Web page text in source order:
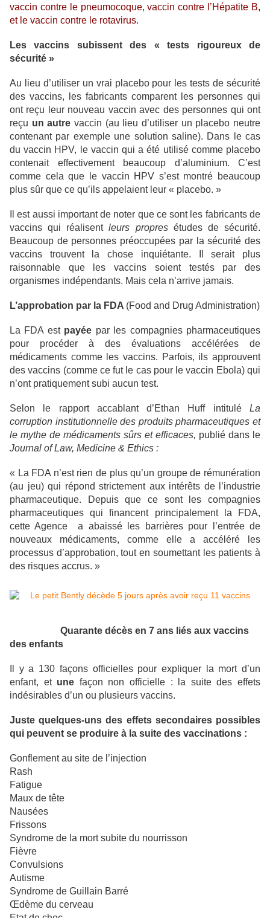
vaccin contre le pneumocoque, vaccin contre l’Hépatite B,
et le vaccin contre le rotavirus.
Les vaccins subissent des « tests rigoureux de
sécurité »
Au lieu d’utiliser un vrai placebo pour les tests de sécurité
des vaccins, les fabricants comparent les personnes qui
ont reçu leur nouveau vaccin avec des personnes qui ont
reçu un autre vaccin (au lieu d’utiliser un placebo neutre
contenant par exemple une solution saline). Dans le cas
du vaccin HPV, le vaccin qui a été utilisé comme placebo
contenait effectivement beaucoup d’aluminium. C’est
comme cela que le vaccin HPV s’est montré beaucoup
plus sûr que ce qu’ils appelaient leur « placebo. »
Il est aussi important de noter que ce sont les fabricants de
vaccins qui réalisentleurs propresétudes de sécurité.
Beaucoup de personnes préoccupées par la sécurité des
vaccins trouvent la chose inquiétante. Il serait plus
raisonnable que les vaccins soient testés par des
organismes indépendants. Mais cela n’arrive jamais.
L’approbation par la FDA (Food and Drug Administration)
La FDA est payée par les compagnies pharmaceutiques
pour procéder à des évaluations accélérées de
médicaments comme les vaccins. Parfois, ils approuvent
des vaccins (comme ce fut le cas pour le vaccin Ebola) qui
n’ont pratiquement subi aucun test.
Selon le rapport accablant d’Ethan Huff intitulé La
corruption institutionnelle des produits pharmaceutiques et
le mythe de médicaments sûrs et efficaces, publié dans le
Journal of Law, Medicine & Ethics :
« La FDA n’est rien de plus qu’un groupe de rémunération
(au jeu) qui répond strictement aux intérêts de l’industrie
pharmaceutique. Depuis que ce sont les compagnies
pharmaceutiques qui financent principalement la FDA,
cette Agence a abaissé les barrières pour l’entrée de
nouveaux médicaments, comme elle a accéléré les
processus d’approbation, tout en soumettant les patients à
des risques accrus. »
Quarante décès en 7 ans liés aux vaccins
des enfants
Il y a 130 façons officielles pour expliquer la mort d’un
enfant, et une façon non officielle : la suite des effets
indésirables d’un ou plusieurs vaccins.
Juste quelques-uns des effets secondaires possibles
qui peuvent se produire à la suite des vaccinations :
Gonflement au site de l’injection
Rash
Fatigue
Maux de tête
Nausées
Frissons
Syndrome de la mort subite du nourrisson
Fièvre
Convulsions
Autisme
Syndrome de Guillain Barré
Œdème du cerveau